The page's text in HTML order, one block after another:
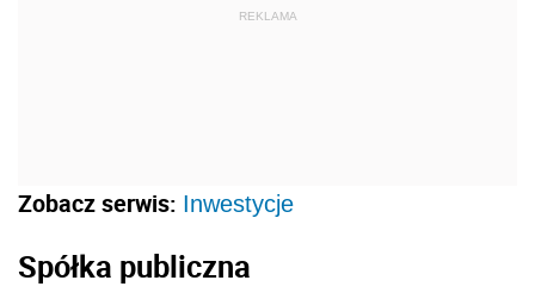
REKLAMA
Zobacz serwis: Inwestycje
Spółka publiczna